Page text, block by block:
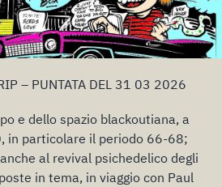
– PUNTATA DEL 31 03 2026
e dello spazio blackoutiana, a
in particolare il periodo 66-68;
al revival psichedelico degli
in tema, in viaggio con Paul